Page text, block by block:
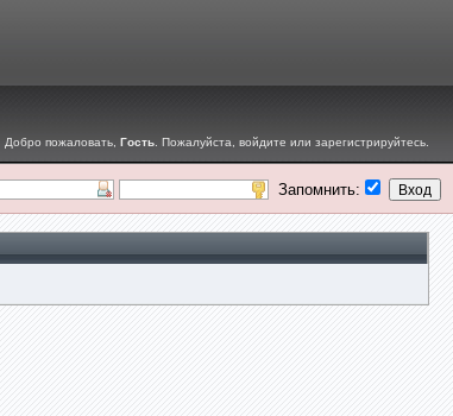
Добро пожаловать, Гость . Пожалуйста, войдите или зарегистрируйтесь
Запомнить: